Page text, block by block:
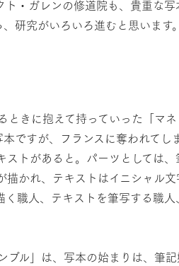
・ガレンの修道院も、貴重な
研究がいろいろ進むと思います。
きに抱えて持っていった「マ
ですが、フランスに奪われてし
トがあると。パーツとしては
かれ、テキストはイニシャル
職人、テキストを筆写する職
ル」は、写本の始まりは、筆